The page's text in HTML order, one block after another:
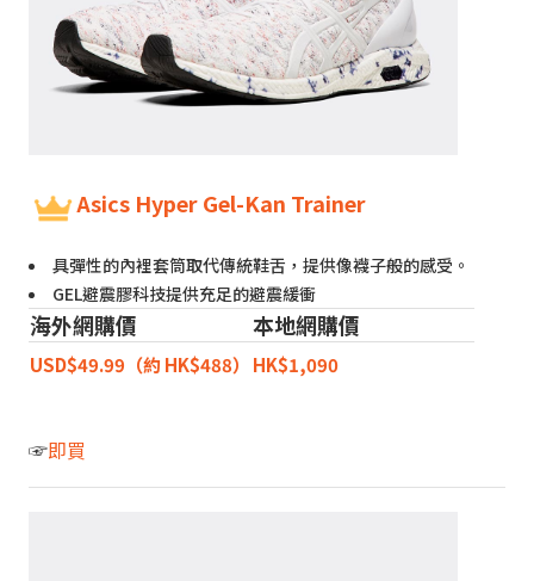
Asics Hyper Gel-Kan Trainer
具彈性的內裡套筒取代傳統鞋舌，提供像襪子般的感受。
GEL避震膠科技提供充足的避震緩衝
海外網購價 本地網購價
USD$49.99（約 HK$488） HK$1,090
☞即買